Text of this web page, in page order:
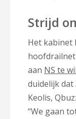
Strijd
Het kabinet
aan NS te
duidelijk dat
Keolis,
“We gaan